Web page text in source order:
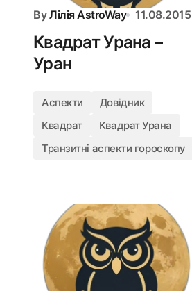
By Лілія AstroWay 11.08.2015
Квадрат Урана –
Уран
Аспекти
Довідник
Квадрат
Квадрат Урана
Транзитні аспекти гороскопу